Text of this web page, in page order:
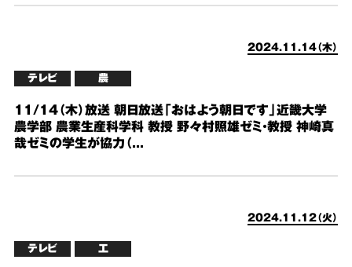
2024.11.14（木）
テレビ 農
11/14（木）放送 朝日放送「おはよう朝日です」近畿大学
農学部 農業生産科学科 教授 野々村照雄ゼミ・教授 神崎真
哉ゼミの学生が協力（...
2024.11.12（火）
テレビ 工